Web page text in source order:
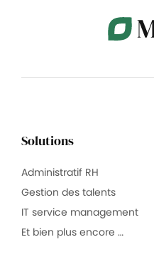
Solutions
Administratif RH
Gestion des talents
IT service management
Et bien plus encore …